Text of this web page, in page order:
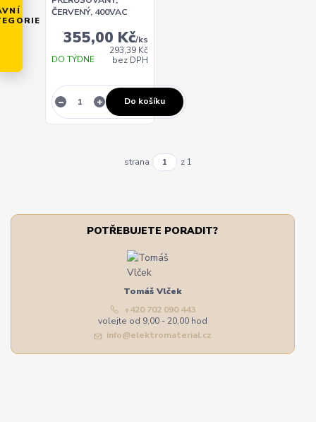
ČERVENÝ, 400VAC
355,00 Kč/ks
293,39 Kč
bez DPH
DO TÝDNE
Do košíku
strana z 1
POTŘEBUJETE PORADIT?
Tomáš Vlček
+420 702 090 443
volejte od 9,00 - 20,00 hod
info@elektromaterial.cz